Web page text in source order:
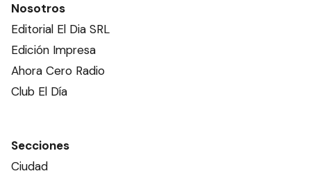
Nosotros
Editorial El Dia SRL
Edición Impresa
Ahora Cero Radio
Club El Día
Secciones
Ciudad